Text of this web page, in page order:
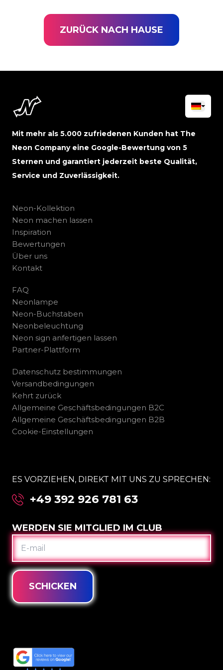
ZURÜCK NACH HAUSE
Mit mehr als 5.000 zufriedenen Kunden hat The
Neon Company eine Google-Bewertung von 5
Sternen und garantiert jederzeit beste Qualität,
Service und Zuverlässigkeit.
Neon-Kollektion
Neon machen lassen
Inspiration
Bewertungen
Über uns
Kontakt
FAQ
Neonlampe
Neon-Buchstaben
Neonbeleuchtung
Neon sign anfertigen lassen
Partner-Plattform
Datenschutz bestimmungen
Versandbedingungen
Kehrt zurück
Allgemeine Geschäftsbedingungen B2C
Allgemeine Geschäftsbedingungen B2B
Cookie-Einstellungen
ES VORZIEHEN, DIREKT MIT UNS ZU SPRECHEN:
+49 392 926 781 63
WERDEN SIE MITGLIED IM CLUB
E-
MAIL
SCHICKEN